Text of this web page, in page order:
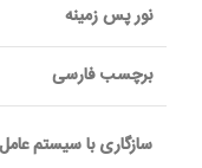
نور پس زمینه
برچسب فارسی
سازگاری با سیستم عامل